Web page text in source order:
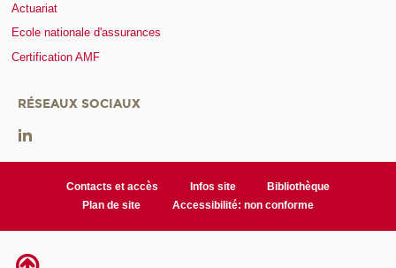
Actuariat
Ecole nationale d'assurances
Certification AMF
RÉSEAUX SOCIAUX
Contacts et accès Infos site
Bibliothèque
Plan de site
Accessibilité: non conforme